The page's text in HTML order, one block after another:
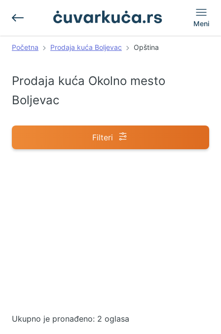
Meni
Početna Prodaja kuća Boljevac Opština
Prodaja kuća Okolno mesto
Boljevac
Filteri
Ukupno je pronađeno: 2 oglasa